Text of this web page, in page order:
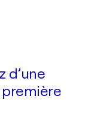
d’une
première